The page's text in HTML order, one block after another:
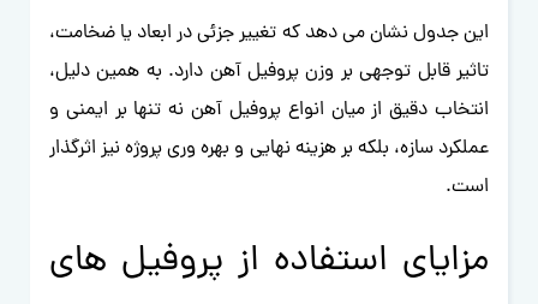
این جدول نشان می دهد که تغییر جزئی در ابعاد یا ضخامت،
تاثیر قابل توجهی بر وزن پروفیل آهن دارد. به همین دلیل،
انتخاب دقیق از میان انواع پروفیل آهن نه تنها بر ایمنی و
عملکرد سازه، بلکه بر هزینه نهایی و بهره وری پروژه نیز اثرگذار
است.
مزایای استفاده از پروفیل های